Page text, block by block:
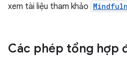
xem tài liệu tham khảo
Các phép tổng hợp